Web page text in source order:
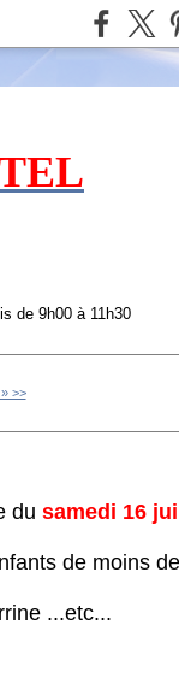
de 9h00 à 11h30
>>
du samedi 16
de moins
...etc...